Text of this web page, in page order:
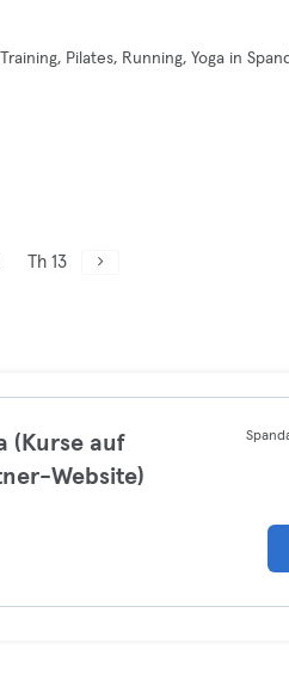
Pilates, Running, Yoga in
Th 13
(Kurse auf
Website)